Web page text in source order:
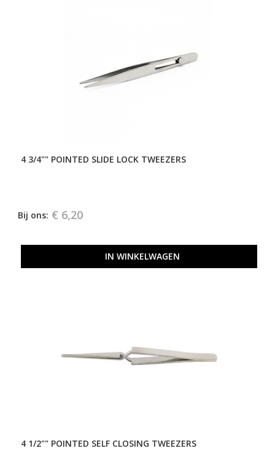
4 3/4"" POINTED SLIDE LOCK TWEEZERS
Bij ons: € 6,20
IN WINKELWAGEN
4 1/2"" POINTED SELF CLOSING TWEEZERS